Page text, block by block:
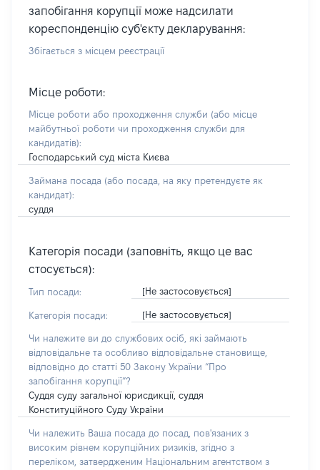
запобігання корупції може надсилати
кореспонденцію суб'єкту декларування:
Збігається з місцем реєстрації
Місце роботи:
Місце роботи або проходження служби (або місце
майбутньої роботи чи проходження служби для
кандидатів):
Господарський суд міста Києва
Займана посада (або посада, на яку претендуєте як
кандидат):
суддя
Категорія посади (заповніть, якщо це вас
стосується):
Тип посади: [Не застосовується]
Категорія посади: [Не застосовується]
Чи належите ви до службових осіб, які займають
відповідальне та особливо відповідальне становище,
відповідно до статті 50 Закону України “Про
запобігання корупції”?
Суддя суду загальної юрисдикції, суддя
Конституційного Суду України
Чи належить Ваша посада до посад, пов'язаних з
високим рівнем корупційних ризиків, згідно з
переліком, затвердженим Національним агентством з